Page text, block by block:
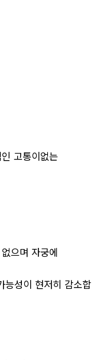
고통이없는
으며 자궁에
능성이 현저히 감소합